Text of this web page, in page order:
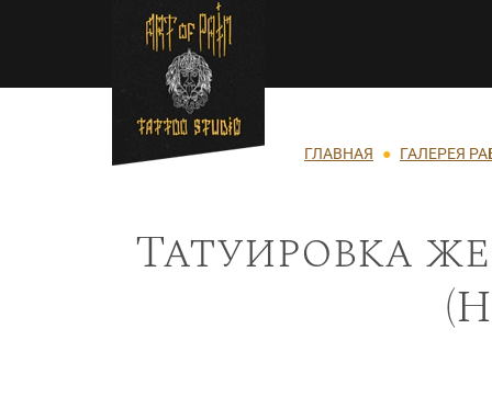
Перейти к основному содержанию
Строка навигации
ГЛАВНАЯ ГАЛЕРЕЯ
Татуировка